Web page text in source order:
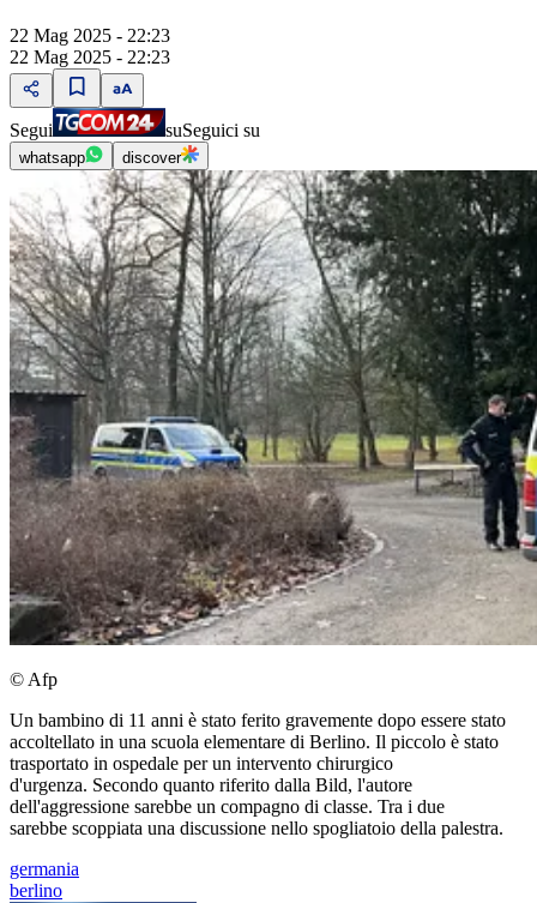
22 Mag 2025 - 22:23
22 Mag 2025 - 22:23
Segui suSeguici su
whatsapp discover
© Afp
Un bambino di 11 anni è stato ferito gravemente dopo essere stato
accoltellato in una scuola elementare di Berlino. Il piccolo è stato
trasportato in ospedale per un intervento chirurgico
d'urgenza. Secondo quanto riferito dalla Bild, l'autore
dell'aggressione sarebbe un compagno di classe. Tra i due
sarebbe scoppiata una discussione nello spogliatoio della palestra.
germania
berlino